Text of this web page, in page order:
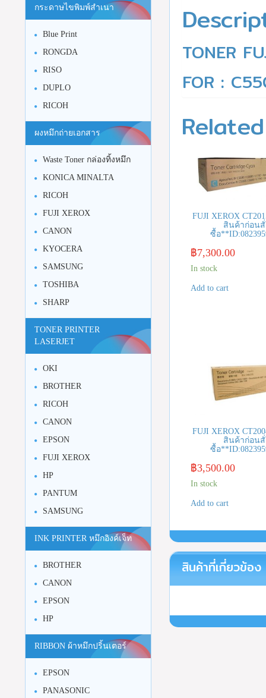
TONER
FOR :
FUJI XEROX
สินค้าก่อนสั่
ซื้อ
฿7,300.00
In stock
Add to cart
FUJI XEROX
สินค้าก่อนสั่
ซื้อ
฿3,500.00
In stock
Add to cart
สินค้าที่เกี่ยวข้อง
กระดาษไขพิมพ์สำเนา
Blue Print
RONGDA
RISO
DUPLO
RICOH
ผงหมึกถ่ายเอกสาร
Waste Toner กล่องทิ้งหมึก
KONICA MINALTA
RICOH
FUJI XEROX
CANON
KYOCERA
SAMSUNG
TOSHIBA
SHARP
TONER PRINTER
LASERJET
OKI
BROTHER
RICOH
CANON
EPSON
FUJI XEROX
HP
PANTUM
SAMSUNG
INK PRINTER หมึกอิงค์เจ็ท
BROTHER
CANON
EPSON
HP
RIBBON ผ้าหมึกปริ้นเตอร์
EPSON
PANASONIC